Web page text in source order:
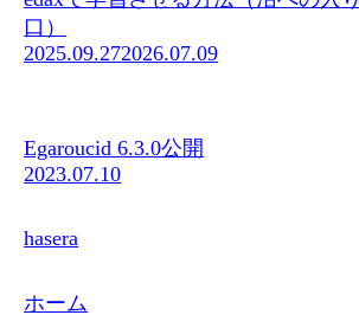
口）
2025.09.272026.07.09
Egaroucid 6.3.0公開
2023.07.10
hasera
ホーム